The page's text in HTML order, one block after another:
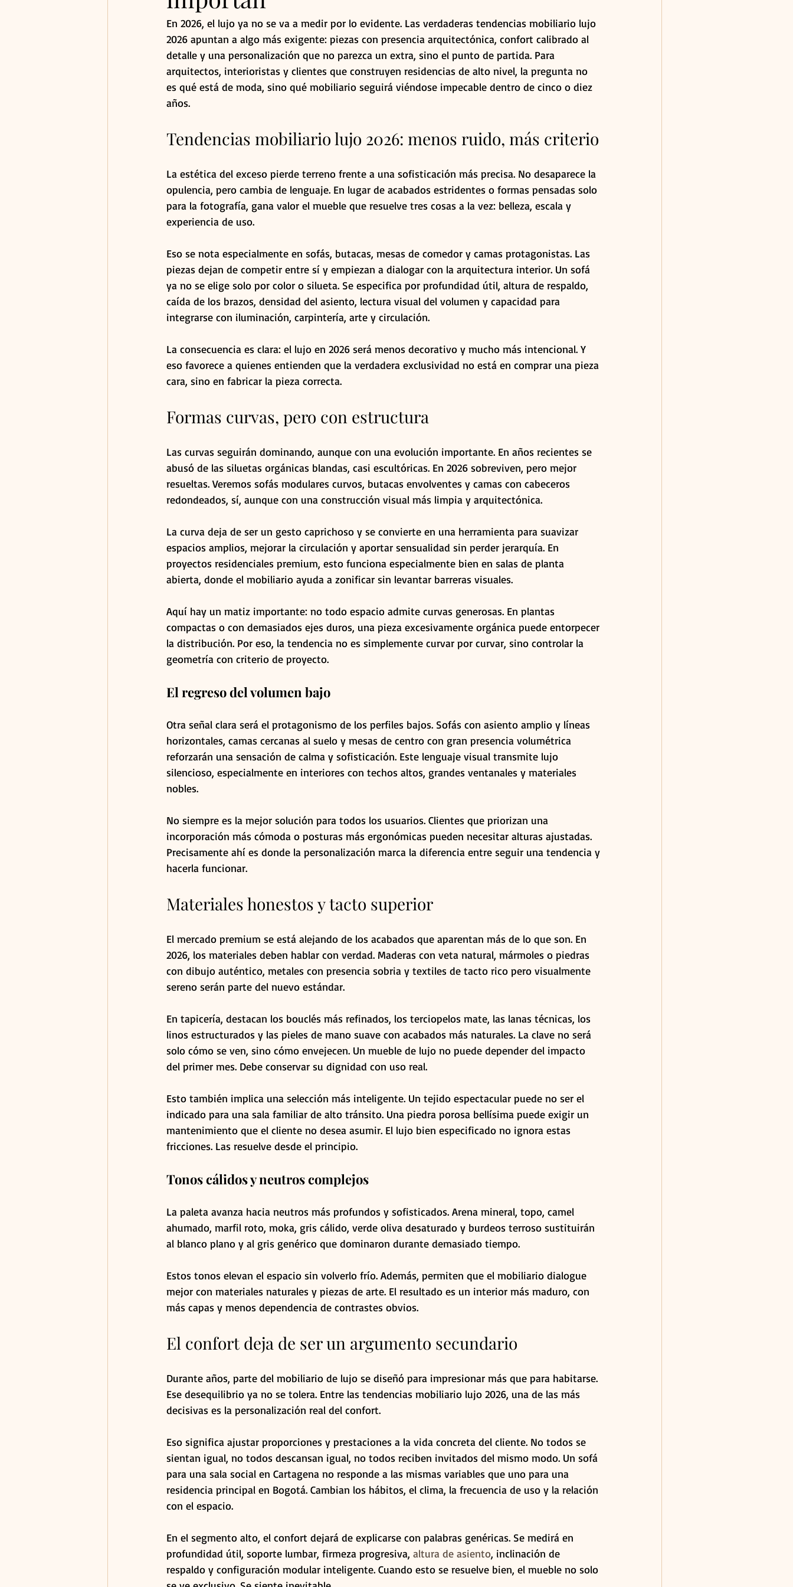
En 2026, el lujo ya no se va a medir por lo evidente. Las verdaderas tendencias mobiliario lujo
2026 apuntan a algo más exigente: piezas con presencia arquitectónica, confort calibrado al
detalle y una personalización que no parezca un extra, sino el punto de partida. Para
arquitectos, interioristas y clientes que construyen residencias de alto nivel, la pregunta no
es qué está de moda, sino qué mobiliario seguirá viéndose impecable dentro de cinco o diez
años.
Tendencias mobiliario lujo 2026: menos ruido, más criterio
La estética del exceso pierde terreno frente a una sofisticación más precisa. No desaparece la
opulencia, pero cambia de lenguaje. En lugar de acabados estridentes o formas pensadas solo
para la fotografía, gana valor el mueble que resuelve tres cosas a la vez: belleza, escala y
experiencia de uso.
Eso se nota especialmente en sofás, butacas, mesas de comedor y camas protagonistas. Las
piezas dejan de competir entre sí y empiezan a dialogar con la arquitectura interior. Un sofá
ya no se elige solo por color o silueta. Se especifica por profundidad útil, altura de respaldo,
caída de los brazos, densidad del asiento, lectura visual del volumen y capacidad para
integrarse con iluminación, carpintería, arte y circulación.
La consecuencia es clara: el lujo en 2026 será menos decorativo y mucho más intencional. Y
eso favorece a quienes entienden que la verdadera exclusividad no está en comprar una pieza
cara, sino en fabricar la pieza correcta.
Formas curvas, pero con estructura
Las curvas seguirán dominando, aunque con una evolución importante. En años recientes se
abusó de las siluetas orgánicas blandas, casi escultóricas. En 2026 sobreviven, pero mejor
resueltas. Veremos sofás modulares curvos, butacas envolventes y camas con cabeceros
redondeados, sí, aunque con una construcción visual más limpia y arquitectónica.
La curva deja de ser un gesto caprichoso y se convierte en una herramienta para suavizar
espacios amplios, mejorar la circulación y aportar sensualidad sin perder jerarquía. En
proyectos residenciales premium, esto funciona especialmente bien en salas de planta
abierta, donde el mobiliario ayuda a zonificar sin levantar barreras visuales.
Aquí hay un matiz importante: no todo espacio admite curvas generosas. En plantas
compactas o con demasiados ejes duros, una pieza excesivamente orgánica puede entorpecer
la distribución. Por eso, la tendencia no es simplemente curvar por curvar, sino controlar la
geometría con criterio de proyecto.
El regreso del volumen bajo
Otra señal clara será el protagonismo de los perfiles bajos. Sofás con asiento amplio y líneas
horizontales, camas cercanas al suelo y mesas de centro con gran presencia volumétrica
reforzarán una sensación de calma y sofisticación. Este lenguaje visual transmite lujo
silencioso, especialmente en interiores con techos altos, grandes ventanales y materiales
nobles.
No siempre es la mejor solución para todos los usuarios. Clientes que priorizan una
incorporación más cómoda o posturas más ergonómicas pueden necesitar alturas ajustadas.
Precisamente ahí es donde la personalización marca la diferencia entre seguir una tendencia y
hacerla funcionar.
Materiales honestos y tacto superior
El mercado premium se está alejando de los acabados que aparentan más de lo que son. En
2026, los materiales deben hablar con verdad. Maderas con veta natural, mármoles o piedras
con dibujo auténtico, metales con presencia sobria y textiles de tacto rico pero visualmente
sereno serán parte del nuevo estándar.
En tapicería, destacan los bouclés más refinados, los terciopelos mate, las lanas técnicas, los
linos estructurados y las pieles de mano suave con acabados más naturales. La clave no será
solo cómo se ven, sino cómo envejecen. Un mueble de lujo no puede depender del impacto
del primer mes. Debe conservar su dignidad con uso real.
Esto también implica una selección más inteligente. Un tejido espectacular puede no ser el
indicado para una sala familiar de alto tránsito. Una piedra porosa bellísima puede exigir un
mantenimiento que el cliente no desea asumir. El lujo bien especificado no ignora estas
fricciones. Las resuelve desde el principio.
Tonos cálidos y neutros complejos
La paleta avanza hacia neutros más profundos y sofisticados. Arena mineral, topo, camel
ahumado, marfil roto, moka, gris cálido, verde oliva desaturado y burdeos terroso sustituirán
al blanco plano y al gris genérico que dominaron durante demasiado tiempo.
Estos tonos elevan el espacio sin volverlo frío. Además, permiten que el mobiliario dialogue
mejor con materiales naturales y piezas de arte. El resultado es un interior más maduro, con
más capas y menos dependencia de contrastes obvios.
El confort deja de ser un argumento secundario
Durante años, parte del mobiliario de lujo se diseñó para impresionar más que para habitarse.
Ese desequilibrio ya no se tolera. Entre las tendencias mobiliario lujo 2026, una de las más
decisivas es la personalización real del confort.
Eso significa ajustar proporciones y prestaciones a la vida concreta del cliente. No todos se
sientan igual, no todos descansan igual, no todos reciben invitados del mismo modo. Un sofá
para una sala social en Cartagena no responde a las mismas variables que uno para una
residencia principal en Bogotá. Cambian los hábitos, el clima, la frecuencia de uso y la relación
con el espacio.
En el segmento alto, el confort dejará de explicarse con palabras genéricas. Se medirá en
profundidad útil, soporte lumbar, firmeza progresiva, altura de asiento, inclinación de
respaldo y configuración modular inteligente. Cuando esto se resuelve bien, el mueble no solo